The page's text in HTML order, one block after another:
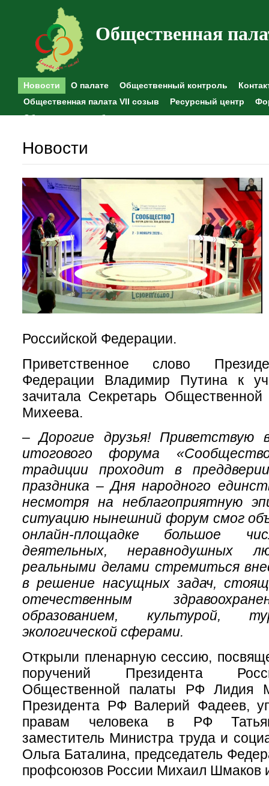
Общественная
Новости О палате Общественный контроль
Общественная палата VII созыв
Ресурсный центр
Общественные наблюдения
Новости
Российской Федерации.
Приветственное слово
Федерации Владимир Путина к
зачитала Секретарь
Михеева.
–Дорогие друзья! Приветствую
итогового форума
традиции проходит в
праздника – Дня народного
несмотря на неблагоприятную
ситуацию нынешний форум смог
онлайн-площадке большое
деятельных, неравнодушных
реальными делами стремиться
в решение насущных задач,
отечественным
образованием, культурой,
экологической сферами.
Открыли пленарную сессию,
поручений Президента
Общественной палаты РФ Лидия
Президента РФ Валерий Фадеев,
правам человека в РФ
заместитель Министра труда и
Ольга Баталина, председатель
профсоюзов России Михаил Шмаков